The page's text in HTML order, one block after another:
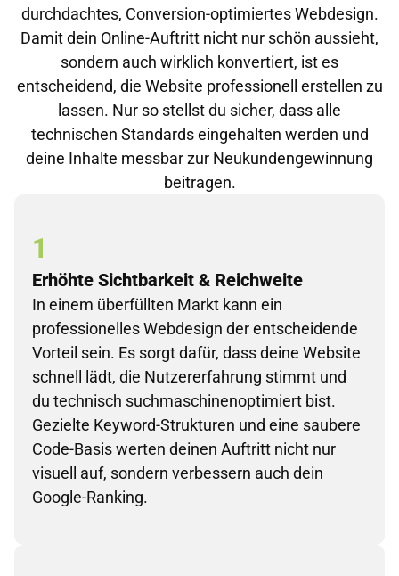
durchdachtes, Conversion-optimiertes Webdesign.
Damit dein Online-Auftritt nicht nur schön aussieht,
sondern auch wirklich konvertiert, ist es
entscheidend, die Website professionell erstellen zu
lassen. Nur so stellst du sicher, dass alle
technischen Standards eingehalten werden und
deine Inhalte messbar zur Neukundengewinnung
beitragen.
1
Erhöhte Sichtbarkeit & Reichweite
In einem überfüllten Markt kann ein
professionelles Webdesign der entscheidende
Vorteil sein. Es sorgt dafür, dass deine Website
schnell lädt, die Nutzererfahrung stimmt und
du technisch suchmaschinenoptimiert bist.
Gezielte Keyword-Strukturen und eine saubere
Code-Basis werten deinen Auftritt nicht nur
visuell auf, sondern verbessern auch dein
Google-Ranking.